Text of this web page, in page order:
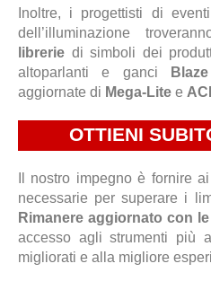
Inoltre, i progettisti di
dell’illuminazione
librerie di simboli dei
altoparlanti e ganci
aggiornate di Mega-Lite e
OTTIENI
Il nostro impegno è fornire
necessarie per superare i
Rimanere aggiornato con
accesso agli strumenti più
migliorati e alla migliore